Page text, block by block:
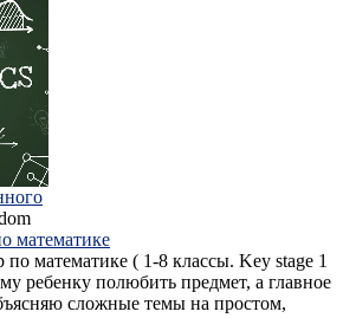
математике
математике ( 1-8 классы. Key stage 1
ребенку полюбить предмет, а главное
сложные темы на простом,